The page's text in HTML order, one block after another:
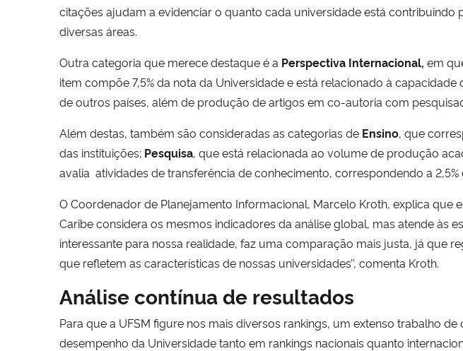
citações ajudam a evidenciar o quanto cada universidade está
diversas áreas.
Outra categoria que merece destaque é a Perspectiva Internacional, em
item compõe7,5% da nota da Universidade e está relacionado à capacidade
de outros países, além de produção de artigos em co-autoria com
Além destas, também são consideradas as categorias de Ensino, que
das instituições; Pesquisa, que está relacionada ao volume de produção
avalia atividades de transferência de conhecimento, correspondendo a 2,5%
O Coordenador de Planejamento Informacional, Marcelo Kroth, explica que
Caribe considera os mesmos indicadores da análise global, mas atende às
interessante para nossa realidade, faz uma comparação mais justa, já que
que refletem as características de nossas universidades’’, comenta Kroth.
Análise contínua de resultados
Para que a UFSM figure nos mais diversos rankings, um extenso trabalho
desempenho da Universidadetanto em rankings nacionais quanto